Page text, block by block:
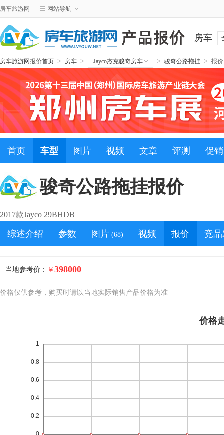
房车旅游网 网站导航
房车
房车旅游网报价首页 > 房车 > Jayco杰克骏奇房车 > 骏奇公路拖挂 > 报价
首页 车型 图片 视频 文章 评测 促销
骏奇公路拖挂报价
2017款Jayco 29BHDB
综述介绍 参数 图片 (68) 视频 报价 竞
当地参考价： ￥ 398000
价格仅供参考，购买时请以当地实际销售产品价格为准